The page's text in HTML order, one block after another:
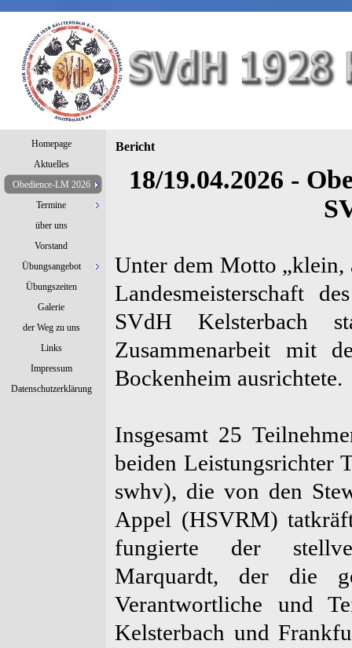
Homepage
Aktuelles
Obedience-LM 2026
Termine
über uns
Vorstand
Übungsangebot
Übungszeiten
Galerie
der Weg zu uns
Links
Impressum
Datenschutzerklärung
Bericht
18/19.04.2026 -
Unter dem Motto „klein,
Landesmeisterschaft
SVdH Kelsterbach
Zusammenarbeit mit
Bockenheim ausrichtete.
Insgesamt 25
beiden Leistungsrichter
swhv), die von den
Appel (HSVRM)
fungierte der
Marquardt, der die
Verantwortliche und
Kelsterbach und